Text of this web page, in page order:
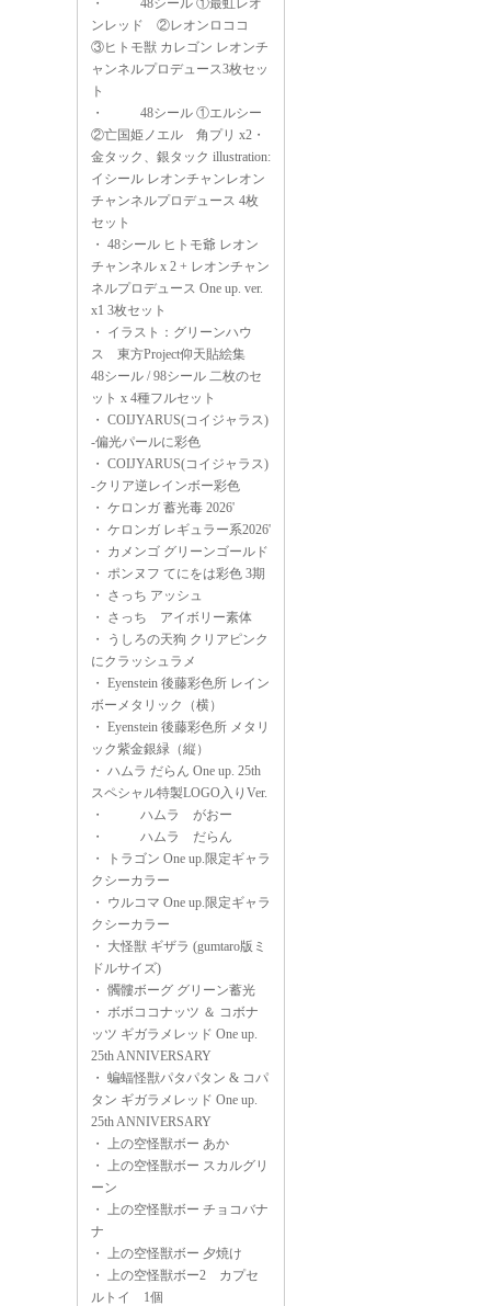
・
48シール ①最虹レオ
ンレッド ②レオンロココ
③ヒトモ獣 カレゴン レオンチ
ャンネルプロデュース3枚セッ
ト
・
48シール ①エルシー
②亡国姫ノエル 角プリ x2・
金タック、銀タック illustration:
イシール レオンチャンレオン
チャンネルプロデュース 4枚
セット
・ 48シール ヒトモ爺 レオン
チャンネル x 2 + レオンチャン
ネルプロデュース One up. ver.
x1 3枚セット
・ イラスト：グリーンハウ
ス 東方Project仰天貼絵集
48シール / 98シール 二枚のセ
ット x 4種フルセット
・ COIJYARUS(コイジャラス)
-偏光パールに彩色
・ COIJYARUS(コイジャラス)
-クリア逆レインボー彩色
・ ケロンガ 蓄光毒 2026'
・ ケロンガ レギュラー系2026'
・ カメンゴ グリーンゴールド
・ ポンヌフ てにをは彩色 3期
・ さっち アッシュ
・ さっち アイボリー素体
・
うしろの天狗 クリアピンク
にクラッシュラメ
・ Eyenstein 後藤彩色所 レイン
ボーメタリック（横）
・ Eyenstein 後藤彩色所 メタリ
ック紫金銀緑（縦）
・ ハムラ だらん One up. 25th
スペシャル特製LOGO入りVer.
・
ハムラ がおー
・
ハムラ だらん
・
トラゴン One up.限定ギャラ
クシーカラー
・ ウルコマ One up.限定ギャラ
クシーカラー
・ 大怪獣 ギザラ (gumtaro版ミ
ドルサイズ)
・ 髑髏ボーグ グリーン蓄光
・ ボボココナッツ ＆ コボナ
ッツ ギガラメレッド One up.
25th ANNIVERSARY
・ 蝙蝠怪獣パタパタン & コパ
タン ギガラメレッド One up.
25th ANNIVERSARY
・ 上の空怪獣ボー あか
・ 上の空怪獣ボー スカルグリ
ーン
・ 上の空怪獣ボー チョコバナ
ナ
・ 上の空怪獣ボー 夕焼け
・ 上の空怪獣ボー2 カプセ
ルトイ 1個